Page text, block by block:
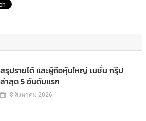
สรุปรายได้ และผู้ถือหุ้นใหญ่ เนชั่น กรุ๊ป
ล่าสุด 5 อันดับแรก
8 สิงหาคม 2026